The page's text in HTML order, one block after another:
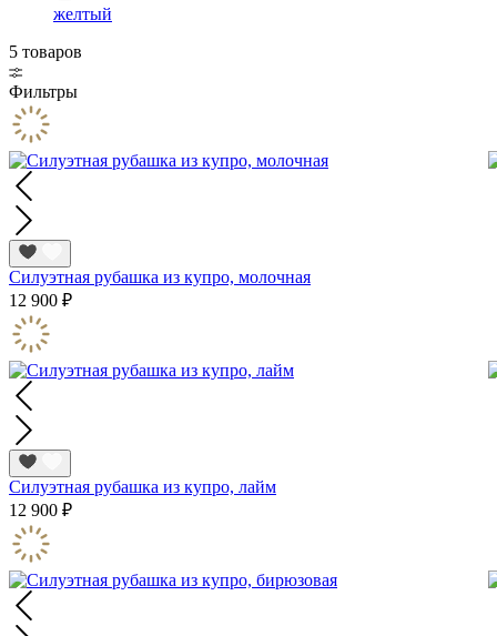
желтый
5 товаров
Фильтры
Силуэтная рубашка из купро, молочная
12 900 ₽
Силуэтная рубашка из купро, лайм
12 900 ₽